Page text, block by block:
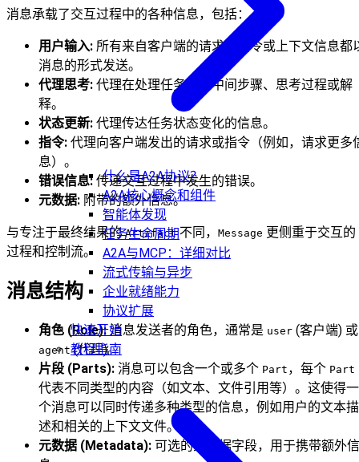
什么是A2A协议？
A2A核心概念和组件
智能体发现
任务生命周期
A2A与MCP：详细对比
流式传输与异步
企业就绪能力
协议扩展
快速开始
教程指南
消息承载了交互过程中的各种信息，包括：
用户输入: 所有来自客户端的请求、指令或上下文信息都
消息的形式发送。
代理思考: 代理在处理任务时的中间步骤、思考过程或解
释。
状态更新: 代理传达任务状态变化的信息。
指令: 代理向客户端发出的请求或指令（例如，请求更多
息）。
错误信息: 传递交互过程中发生的错误。
元数据: 附带的额外信息。
与专注于最终结果的Artifact不同， Message 更侧重于交互的
过程和控制流。
消息结构
角色 (Role):消息发送者的角色，通常是 user (客户端) 或
agent(代理)。
片段 (Parts): 消息可以包含一个或多个 Part ，每个 Part
代表不同类型的内容（如文本、文件引用等）。这使得一
个消息可以同时传递多种类型的信息，例如用户的文本描
述和相关的上下文文件。
元数据 (Metadata): 可选的元数据字段，用于携带额外信